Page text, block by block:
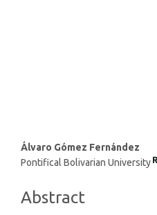
Main
Article
Álvaro Gómez Fernández
Pontifical Bolivarian University
Abstract